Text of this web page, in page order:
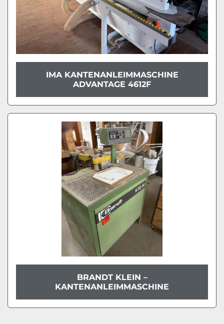
IMA KANTENANLEIMMASCHINE
ADVANTAGE 4612F
BRANDT KLEIN –
KANTENANLEIMMASCHINE